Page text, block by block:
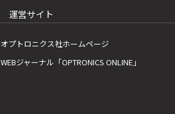
運営サイト
オプトロニクス社ホームページ
WEBジャーナル「OPTRONICS ONLINE」